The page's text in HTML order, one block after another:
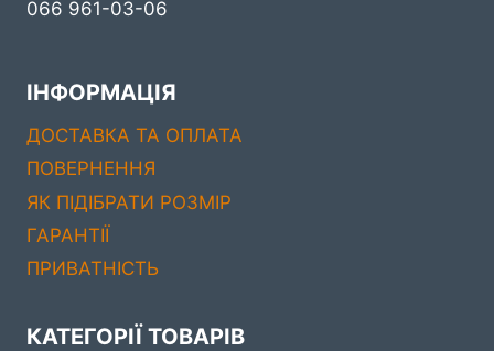
066 961-03-06
ІНФОРМАЦІЯ
ДОСТАВКА ТА ОПЛАТА
ПОВЕРНЕННЯ
ЯК ПІДІБРАТИ РОЗМІР
ГАРАНТІЇ
ПРИВАТНІСТЬ
КАТЕГОРІЇ ТОВАРІВ